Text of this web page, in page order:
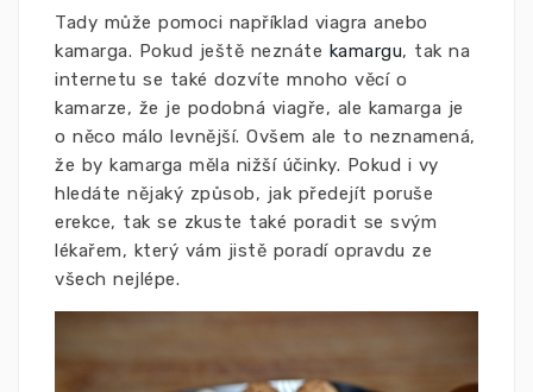
Tady může pomoci například viagra anebo
kamarga. Pokud ještě neznáte kamargu, tak na
internetu se také dozvíte mnoho věcí o
kamarze, že je podobná viagře, ale kamarga je
o něco málo levnější. Ovšem ale to neznamená,
že by kamarga měla nižší účinky. Pokud i vy
hledáte nějaký způsob, jak předejít poruše
erekce, tak se zkuste také poradit se svým
lékařem, který vám jistě poradí opravdu ze
všech nejlépe.